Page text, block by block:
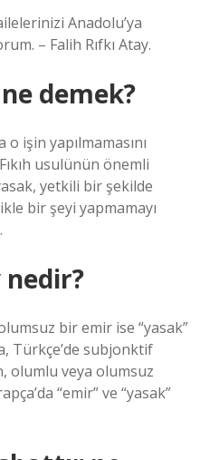
Anadolu’ya
– Falih Rıfkı Atay.
demek?
işin yapılmamasını
usulünün önemli
yetkili bir şekilde
bir şeyi yapmamayı
nedir?
bir emir ise “yasak”
Türkçe’de subjonktif
olumlu veya olumsuz
“emir” ve “yasak”